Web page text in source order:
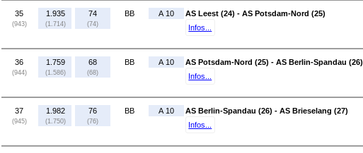
35
(943)
1.935
(1.714)
74
(74)
BB A 10
AS Leest (24) - AS Potsdam-Nord (25)
Infos...
36
(944)
1.759
(1.586)
68
(68)
BB A 10
AS Potsdam-Nord (25) - AS Berlin-Spandau (26)
Infos...
37
(945)
1.982
(1.750)
76
(76)
BB A 10
AS Berlin-Spandau (26) - AS Brieselang (27)
Infos...